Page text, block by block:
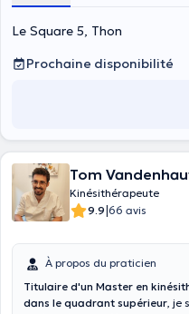
Le Square 5, Thon
Prochaine disponibilité
Tom
Kinésithérapeute
9.9|66 avis
À propos du praticien
Titulaire d'un Master en
dans le quadrant supérieur, je